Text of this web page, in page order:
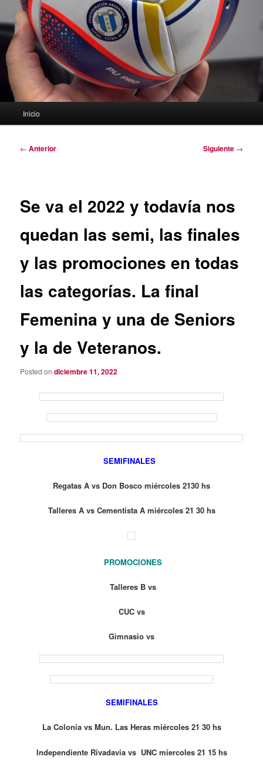
Inicio
Navegación
← Anterior Siguiente →
Se va el 2022 y todavía nos
quedan las semi, las finales
y las promociones en todas
las categorías. La final
Femenina y una de Seniors
y la de Veteranos.
Posted ondiciembre 11, 2022
SEMIFINALES
Regatas A vs Don Bosco miércoles 2130 hs
Talleres A vs Cementista A miércoles 21 30 hs
PROMOCIONES
Talleres B vs
CUC vs
Gimnasio vs
SEMIFINALES
La Colonia vs Mun. Las Heras miércoles 21 30 hs
Independiente Rivadavia vs UNC miercoles 21 15 hs